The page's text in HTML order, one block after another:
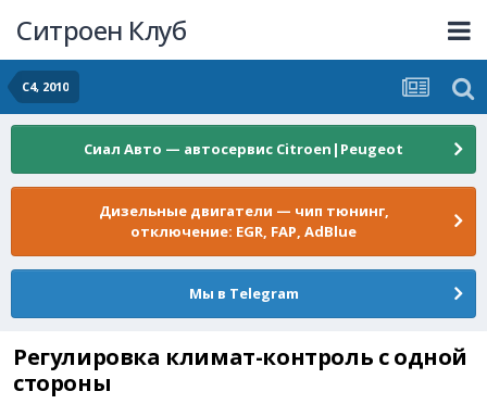
Ситроен Клуб
C4, 2010
Сиал Авто — автосервис Citroen|Peugeot
Дизельные двигатели — чип тюнинг,
отключение: EGR, FAP, AdBlue
Мы в Telegram
Регулировка климат-контроль с одной
стороны